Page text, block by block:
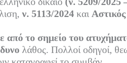
ν. 5113/2024 και
από το σημείο του
λάθος. Πολλοί οδηγοί,